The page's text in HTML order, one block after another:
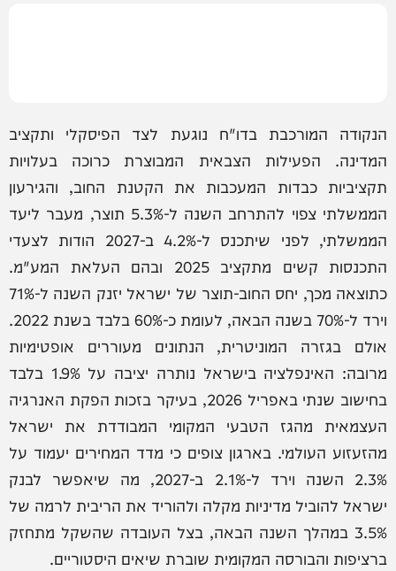
הנקודה המורכבת בדו"ח נוגעת לצד הפיסקלי ותקציב
המדינה. הפעילות הצבאית המבוצרת כרוכה בעלויות
תקציביות כבדות המעכבות את הקטנת החוב, והגירעון
הממשלתי צפוי להתרחב השנה ל-5.3% תוצר, מעבר ליעד
הממשלתי, לפני שיתכנס ל-4.2% ב-2027 הודות לצעדי
התכנסות קשים מתקציב 2025 ובהם העלאת המע"מ.
כתוצאה מכך, יחס החוב-תוצר של ישראל יזנק השנה ל-71%
וירד ל-70% בשנה הבאה, לעומת כ-60% בלבד בשנת 2022.
אולם בגזרה המוניטרית, הנתונים מעוררים אופטימיות
מרובה: האינפלציה בישראל נותרה יציבה על 1.9% בלבד
בחישוב שנתי באפריל 2026, בעיקר בזכות הפקת האנרגיה
העצמאית מהגז הטבעי המקומי המבודדת את ישראל
מהזעזוע העולמי. בארגון צופים כי מדד המחירים יעמוד על
2.3% השנה וירד ל-2.1% ב-2027, מה שיאפשר לבנק
ישראל להוביל מדיניות מקלה ולהוריד את הריבית לרמה של
3.5% במהלך השנה הבאה, בצל העובדה שהשקל מתחזק
ברציפות והבורסה המקומית שוברת שיאים היסטוריים.